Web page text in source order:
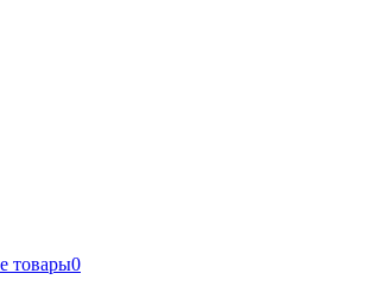
товары0